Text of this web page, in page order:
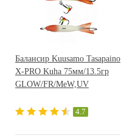
Балансир Kuusamo Tasapaino
X-PRO Kuha 75мм/13.5гр
GLOW/FR/MeW,UV
4.7